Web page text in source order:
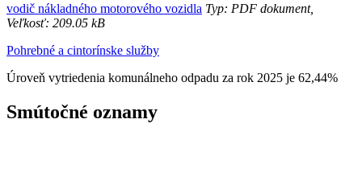
vodič nákladného motorového vozidla Typ: PDF dokument,
Veľkosť: 209.05 kB
Pohrebné a cintorínske služby
Úroveň vytriedenia komunálneho odpadu za rok 2025 je 62,44%
Smútočné oznamy